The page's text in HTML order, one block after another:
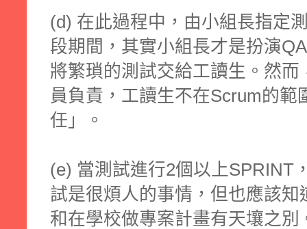
(d) 在此過程中，由小組長指定
段期間，其實小組長才是扮演
將繁瑣的測試交給工讀生。然
員負責，工讀生不在Scrum的範
任」。
(e) 當測試進行2個以上SPRINT
試是很煩人的事情，但也應該
和在學校做專案計畫有天壤之